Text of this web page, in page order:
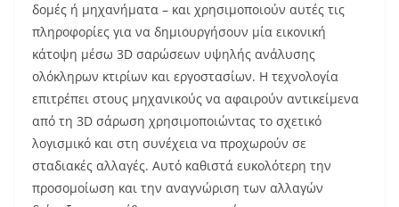
δομές ή μηχανήματα – και χρησιμοποιούν αυτές τις
πληροφορίες για να δημιουργήσουν μία εικονική
κάτοψη μέσω 3D σαρώσεων υψηλής ανάλυσης
ολόκληρων κτιρίων και εργοστασίων. Η τεχνολογία
επιτρέπει στους μηχανικούς να αφαιρούν αντικείμενα
από τη 3D σάρωση χρησιμοποιώντας το σχετικό
λογισμικό και στη συνέχεια να προχωρούν σε
σταδιακές αλλαγές. Αυτό καθιστά ευκολότερη την
προσομοίωση και την αναγνώριση των αλλαγών